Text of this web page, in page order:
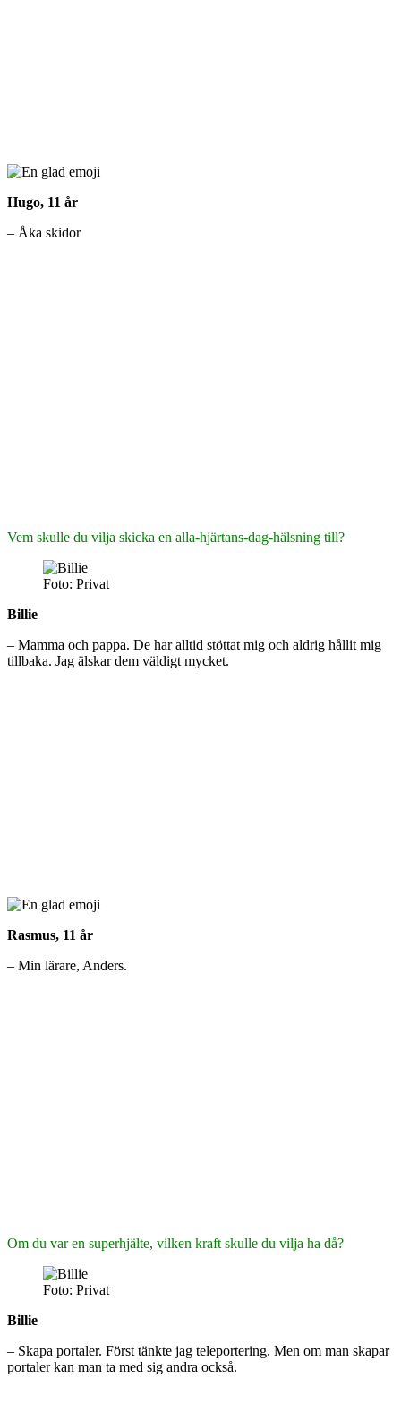
Hugo, 11 år
– Åka skidor
Vem skulle du vilja skicka en alla-hjärtans-dag-hälsning till?
Foto: Privat
Billie
– Mamma och pappa. De har alltid stöttat mig och aldrig hållit mig
tillbaka. Jag älskar dem väldigt mycket.
Rasmus, 11 år
– Min lärare, Anders.
Om du var en superhjälte, vilken kraft skulle du vilja ha då?
Foto: Privat
Billie
– Skapa portaler. Först tänkte jag teleportering. Men om man skapar
portaler kan man ta med sig andra också.